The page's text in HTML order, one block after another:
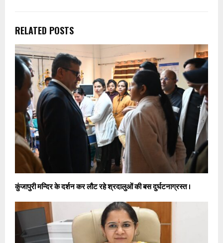
RELATED POSTS
कुंजापुरी मन्दिर के दर्शन कर लौट रहे श्रदालुओं की बस दुर्घटनाग्रस्त ।